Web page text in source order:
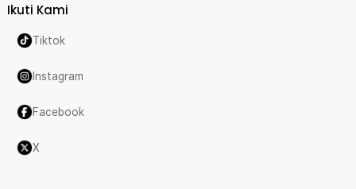
Ikuti Kami
Tiktok
Instagram
Facebook
X